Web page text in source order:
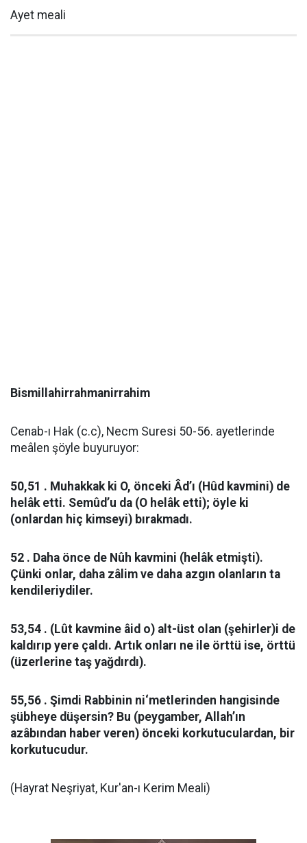
Ayet meali
Bismillahirrahmanirrahim
Cenab-ı Hak (c.c), Necm Suresi 50-56. ayetlerinde
meâlen şöyle buyuruyor:
50,51 . Muhakkak ki O, önceki Âd’ı (Hûd kavmini) de
helâk etti. Semûd’u da (O helâk etti); öyle ki
(onlardan hiç kimseyi) bırakmadı.
52 . Daha önce de Nûh kavmini (helâk etmişti).
Çünki onlar, daha zâlim ve daha azgın olanların ta
kendileriydiler.
53,54 . (Lût kavmine âid o) alt-üst olan (şehirler)i de
kaldırıp yere çaldı. Artık onları ne ile örttü ise, örttü
(üzerlerine taş yağdırdı).
55,56 . Şimdi Rabbinin ni‘metlerinden hangisinde
şübheye düşersin? Bu (peygamber, Allah’ın
azâbından haber veren) önceki korkutuculardan, bir
korkutucudur.
(Hayrat Neşriyat, Kur'an-ı Kerim Meali)